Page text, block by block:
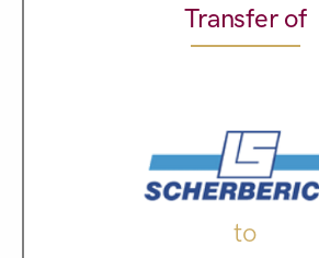
Transfer of
to